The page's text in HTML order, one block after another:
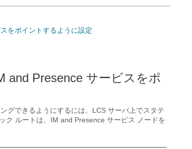
をポイントするように設定
and Presence サービスをポ
グできるようにするには、LCS サーバ上でスタテ
ク ルートは、 IM and Presence サービス
ノードを